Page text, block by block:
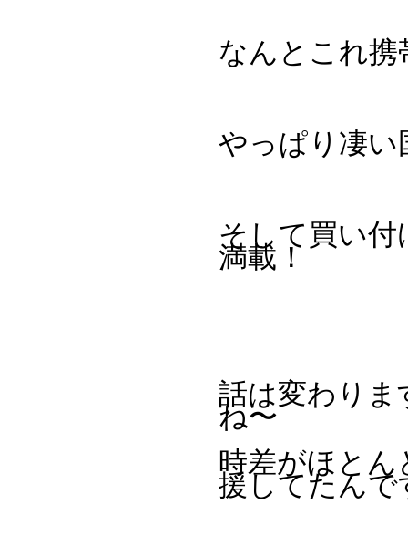
なんとこれ
やっぱり凄い
そして買い
満載！
話は変わりま
ね〜
時差がほと
援してたんで